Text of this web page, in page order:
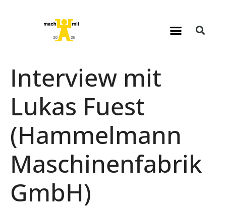
Interview mit
Lukas Fuest
(Hammelmann
Maschinenfabrik
GmbH)